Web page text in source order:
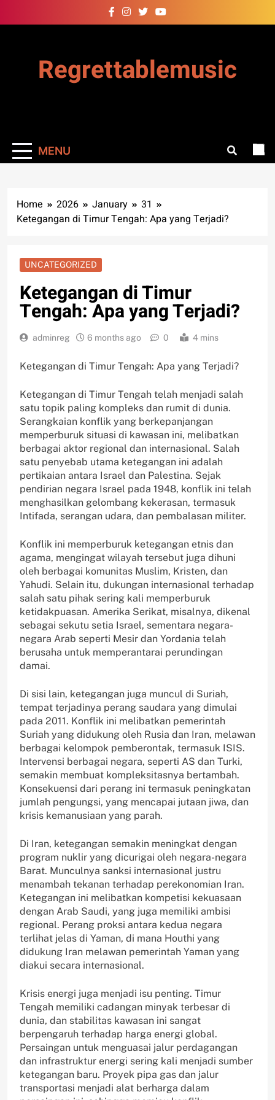
to
Regrettablemusic
MENU
Home 2026 January
31
Ketegangan di Timur Tengah: Apa yang Terjadi?
UNCATEGORIZED
Ketegangan di Timur
Tengah: Apa yang Terjadi?
adminreg 6 months ago 0 4 mins
Ketegangan di Timur Tengah: Apa yang Terjadi?
Ketegangan di Timur Tengah telah menjadi salah
satu topik paling kompleks dan rumit di dunia.
Serangkaian konflik yang berkepanjangan
memperburuk situasi di kawasan ini, melibatkan
berbagai aktor regional dan internasional. Salah
satu penyebab utama ketegangan ini adalah
pertikaian antara Israel dan Palestina. Sejak
pendirian negara Israel pada 1948, konflik ini telah
menghasilkan gelombang kekerasan, termasuk
Intifada, serangan udara, dan pembalasan militer.
Konflik ini memperburuk ketegangan etnis dan
agama, mengingat wilayah tersebut juga dihuni
oleh berbagai komunitas Muslim, Kristen, dan
Yahudi. Selain itu, dukungan internasional terhadap
salah satu pihak sering kali memperburuk
ketidakpuasan. Amerika Serikat, misalnya, dikenal
sebagai sekutu setia Israel, sementara negara-
negara Arab seperti Mesir dan Yordania telah
berusaha untuk memperantarai perundingan
damai.
Di sisi lain, ketegangan juga muncul di Suriah,
tempat terjadinya perang saudara yang dimulai
pada 2011. Konflik ini melibatkan pemerintah
Suriah yang didukung oleh Rusia dan Iran, melawan
berbagai kelompok pemberontak, termasuk ISIS.
Intervensi berbagai negara, seperti AS dan Turki,
semakin membuat kompleksitasnya bertambah.
Konsekuensi dari perang ini termasuk peningkatan
jumlah pengungsi, yang mencapai jutaan jiwa, dan
krisis kemanusiaan yang parah.
Di Iran, ketegangan semakin meningkat dengan
program nuklir yang dicurigai oleh negara-negara
Barat. Munculnya sanksi internasional justru
menambah tekanan terhadap perekonomian Iran.
Ketegangan ini melibatkan kompetisi kekuasaan
dengan Arab Saudi, yang juga memiliki ambisi
regional. Perang proksi antara kedua negara
terlihat jelas di Yaman, di mana Houthi yang
didukung Iran melawan pemerintah Yaman yang
diakui secara internasional.
Krisis energi juga menjadi isu penting. Timur
Tengah memiliki cadangan minyak terbesar di
dunia, dan stabilitas kawasan ini sangat
berpengaruh terhadap harga energi global.
Persaingan untuk menguasai jalur perdagangan
dan infrastruktur energi sering kali menjadi sumber
ketegangan baru. Proyek pipa gas dan jalur
transportasi menjadi alat berharga dalam